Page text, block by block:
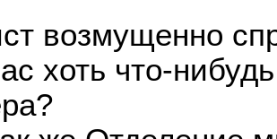
возмущенно
хоть что-